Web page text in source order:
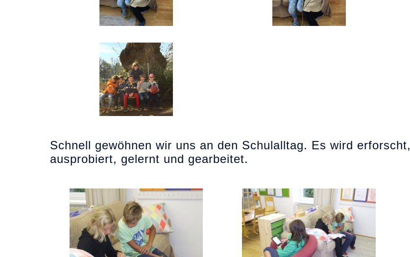
Schnell gewöhnen wir uns an den Schulalltag. Es wird erforscht,
ausprobiert, gelernt und gearbeitet.